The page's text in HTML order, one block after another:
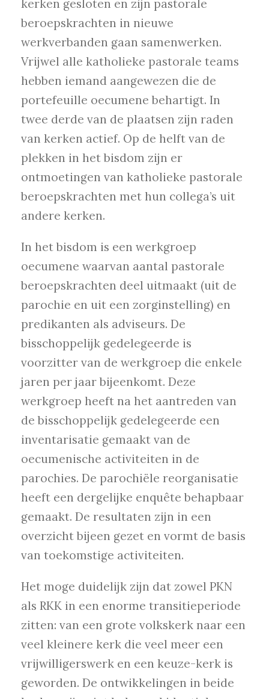
kerken gesloten en zijn pastorale
beroepskrachten in nieuwe
werkverbanden gaan samenwerken.
Vrijwel alle katholieke pastorale teams
hebben iemand aangewezen die de
portefeuille oecumene behartigt. In
twee derde van de plaatsen zijn raden
van kerken actief. Op de helft van de
plekken in het bisdom zijn er
ontmoetingen van katholieke pastorale
beroepskrachten met hun collega’s uit
andere kerken.
In het bisdom is een werkgroep
oecumene waarvan aantal pastorale
beroepskrachten deel uitmaakt (uit de
parochie en uit een zorginstelling) en
predikanten als adviseurs. De
bisschoppelijk gedelegeerde is
voorzitter van de werkgroep die enkele
jaren per jaar bijeenkomt. Deze
werkgroep heeft na het aantreden van
de bisschoppelijk gedelegeerde een
inventarisatie gemaakt van de
oecumenische activiteiten in de
parochies. De parochiële reorganisatie
heeft een dergelijke enquête behapbaar
gemaakt. De resultaten zijn in een
overzicht bijeen gezet en vormt de basis
van toekomstige activiteiten.
Het moge duidelijk zijn dat zowel PKN
als RKK in een enorme transitieperiode
zitten: van een grote volkskerk naar een
veel kleinere kerk die veel meer een
vrijwilligerswerk en een keuze-kerk is
geworden. De ontwikkelingen in beide